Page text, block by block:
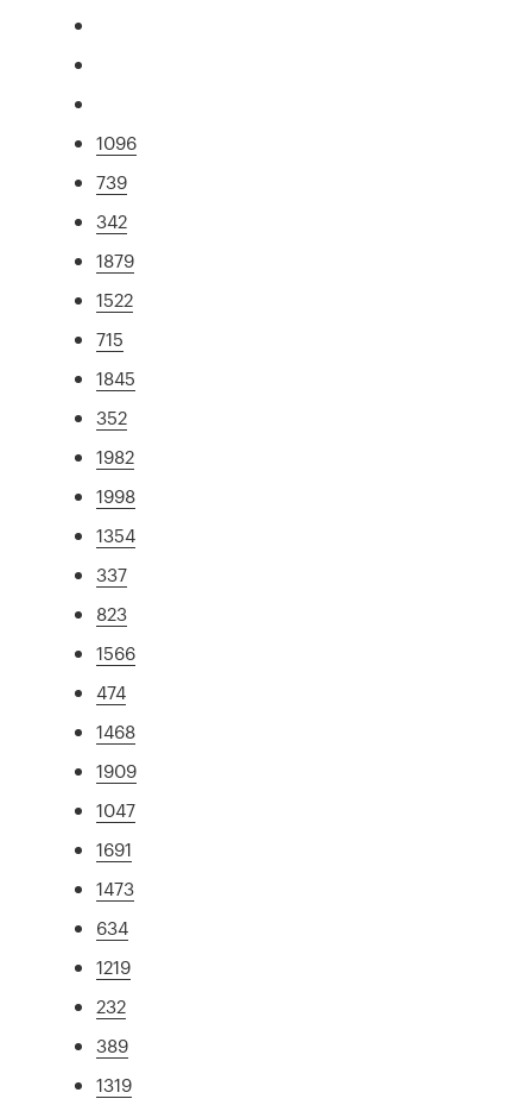
1096
739
342
1879
1522
715
1845
352
1982
1998
1354
337
823
1566
474
1468
1909
1047
1691
1473
634
1219
232
389
1319